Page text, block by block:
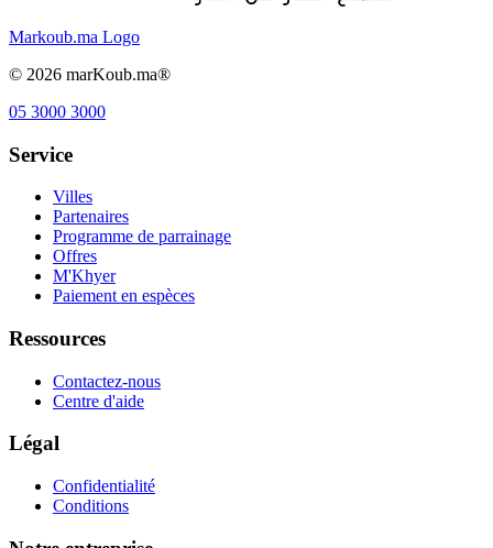
Markoub.ma Logo
© 2026 marKoub.ma®
05 3000 3000
Service
Villes
Partenaires
Programme de parrainage
Offres
M'Khyer
Paiement en espèces
Ressources
Contactez-nous
Centre d'aide
Légal
Confidentialité
Conditions